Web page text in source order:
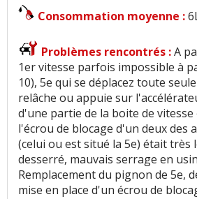
Consommation moyenne :
Problèmes rencontrés :A
1er vitesse parfois impossible à
10), 5e qui se déplacez toute
relâche ou appuie sur
d'une partie de la boite de vitesse
l'écrou de blocage d'un deux des
(celui ou est situé la 5e) était très
desserré, mauvais serrage en
Remplacement du pignon de 5e,
mise en place d'un écrou de